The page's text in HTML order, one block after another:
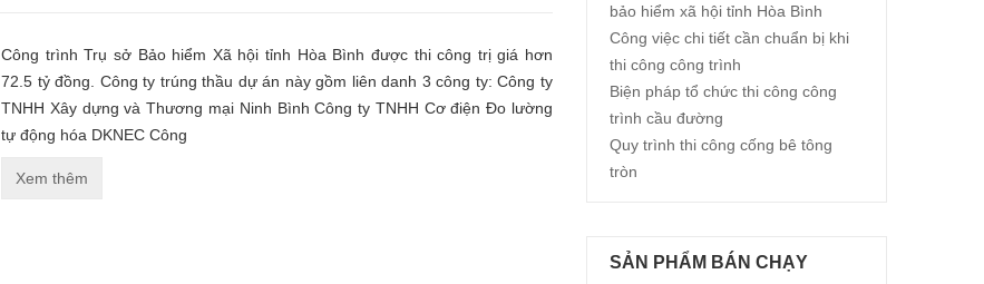
Công trình Trụ sở Bảo hiểm Xã hội tỉnh Hòa Bình được thi công trị giá hơn
72.5 tỷ đồng. Công ty trúng thầu dự án này gồm liên danh 3 công ty: Công ty
TNHH Xây dựng và Thương mại Ninh Bình Công ty TNHH Cơ điện Đo lường
tự động hóa DKNEC Công
Xem thêm
bảo hiểm xã hội tỉnh Hòa Bình
Công việc chi tiết cần chuẩn bị khi
thi công công trình
Biện pháp tổ chức thi công công
trình cầu đường
Quy trình thi công cống bê tông
tròn
SẢN PHẨM BÁN CHẠY